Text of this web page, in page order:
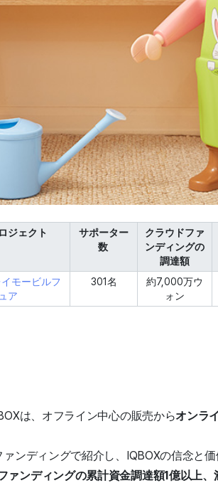
ジェクト
サポーター
数
クラウドファ
ンディングの
調達額
モービルフ
ア
301名
約7,000万ウ
ォン
は、オフライン中心の販売からオンラ
ァンディングで紹介し、IQBOXの信念と
ァンディングの累計資金調達額1億以上